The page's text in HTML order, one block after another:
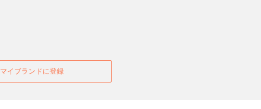
マイブランドに登録